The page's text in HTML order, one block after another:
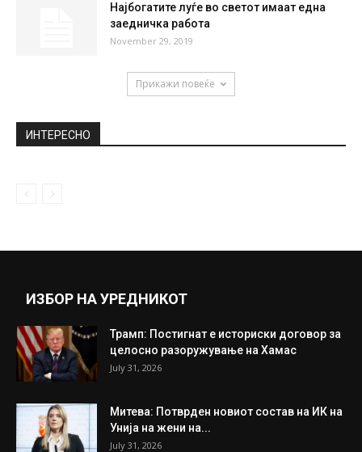
Најбогатите луѓе во светот имаат една
заедничка работа
November 29, 2019
Прикажи повеќе
ИНТЕРЕСНО
ИЗБОР НА УРЕДНИКОТ
Трамп: Постигнат е историски договор за
целосно разоружување на Хамас
July 31, 2026
Митева: Потврден новиот состав на ИК на
Унија на жени на...
July 31, 2026